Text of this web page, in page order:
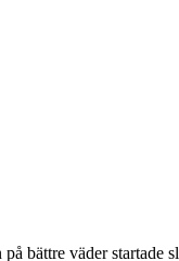
bättre väder startade